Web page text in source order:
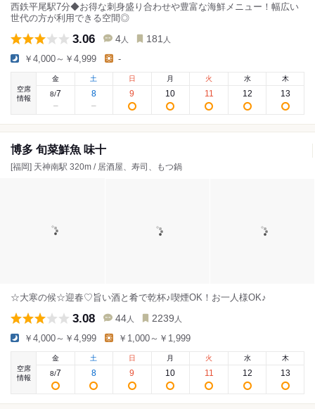
西鉄平尾駅7分◆お得な刺身盛り合わせや豊富な海鮮メニュー！幅広い
世代の方が利用できる空間◎
3.06 4 人 181 人
￥4,000～￥4,999 -
空席
情報
金
8/7
土
8
日
9
月
10
火
11
水
12
木
13
博多 旬菜鮮魚 味十
[福岡] 天神南駅 320m / 居酒屋、寿司、もつ鍋
☆大寒の候☆迎春♡旨い酒と肴で乾杯♪喫煙OK！お一人様OK♪
3.08 44 人 2239 人
￥4,000～￥4,999 ￥1,000～￥1,999
空席
情報
金
8/7
土
8
日
9
月
10
火
11
水
12
木
13